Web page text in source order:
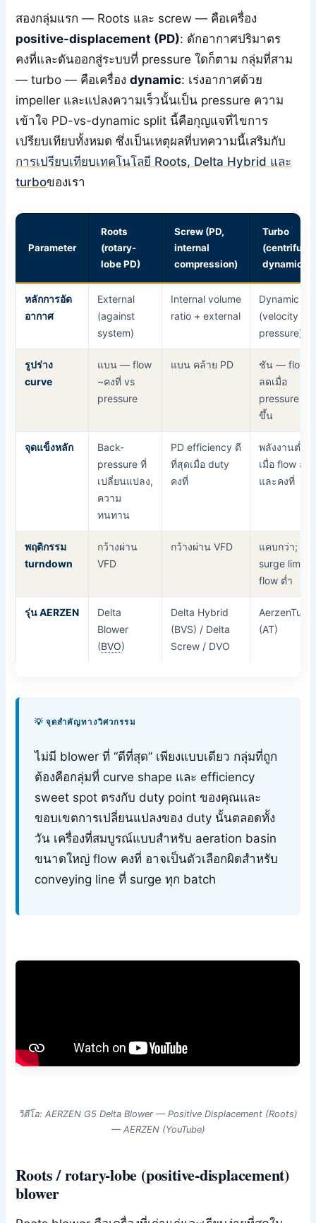
สองกลุ่มแรก — Roots และ screw — คือเครื่อง
positive-displacement (PD): ดักอากาศปริมาตร
คงที่และดันออกสู่ระบบที่ pressure ใดก็ตาม กลุ่มที่สาม
— turbo — คือเครื่องdynamic: เร่งอากาศด้วย
impeller และแปลงความเร็วนั้นเป็น pressure ความ
เข้าใจ PD-vs-dynamic split นี้คือกุญแจที่ไขการ
เปรียบเทียบทั้งหมด ซึ่งเป็นเหตุผลที่บทความนี้เสริมกับ
การเปรียบเทียบเทคโนโลยี Roots, Delta Hybrid และ
turboของเรา
Parameter
Roots
(rotary-
lobe PD)
Screw (PD,
internal
compression)
Turbo
dynamic)
หลักการอัด
อากาศ
External
(against
system)
Internal volume
ratio + external
Dynamic
(velocity →
pressure)
รูปร่าง
curve
แบน — flow
~คงที่ vs
pressure
แบน คล้าย PD
ชัน — flow
ลดเมื่อ
pressure สูง
ขึ้น
จุดแข็งหลัก
Back-
pressure ที่
เปลี่ยนแปลง,
ความ
ทนทาน
PD efficiency ดี
ที่สุดเมื่อ duty
คงที่
พลังงานต่ำสุ
เมื่อ flow สูง
และคงที่
พฤติกรรม
turndown
กว้างผ่าน
VFD
กว้างผ่าน VFD
แคบกว่า; มี
surge limit ที่
flow ต่ำ
รุ่น AERZEN
Delta
Blower
(BVO)
Delta Hybrid
(BVS) / Delta
Screw / DVO
(AT)
💡 จุดสำคัญทางวิศวกรรม
ไม่มี blower ที่ “ดีที่สุด” เพียงแบบเดียว กลุ่มที่ถูก
ต้องคือกลุ่มที่ curve shape และ efficiency
sweet spot ตรงกับ duty point ของคุณและ
ขอบเขตการเปลี่ยนแปลงของ duty นั้นตลอดทั้ง
วัน เครื่องที่สมบูรณ์แบบสำหรับ aeration basin
ขนาดใหญ่ flow คงที่ อาจเป็นตัวเลือกผิดสำหรับ
conveying line ที่ surge ทุก batch
วิดีโอ: AERZEN G5 Delta Blower — Positive Displacement (Roots)
— AERZEN (YouTube)
Roots / rotary-lobe (positive-displacement)
blower